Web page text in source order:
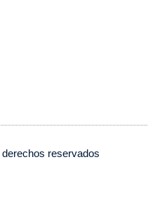
reservados